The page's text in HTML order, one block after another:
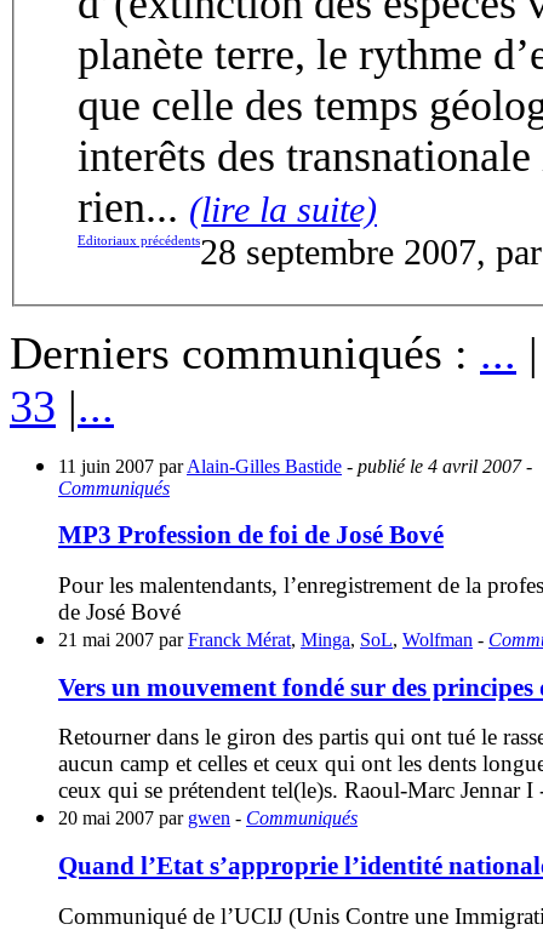
planète terre, le rythme
que celle des temps
interêts des
rien... (lire la suite)
Editoriaux précédents28 septembre 2007,
Derniers communiqués : ...
33 |...
11 juin 2007 parAlain-Gilles Bastide - publié le 4 avril 2007-
Communiqués
MP3 Profession de foi de José Bové
Pour les malentendants, l’enregistrement de la
de José Bové
21 mai 2007 parFranck Mérat, Minga, SoL, Wolfman -
Vers un mouvement fondé sur des
Retourner dans le giron des partis qui ont tué le
aucun camp et celles et ceux qui ont les dents
ceux qui se prétendent tel(le)s. Raoul-Marc Jennar
20 mai 2007 par gwen - Communiqués
Quand l’Etat s’approprie l’identité
Communiqué de l’UCIJ (Unis Contre une